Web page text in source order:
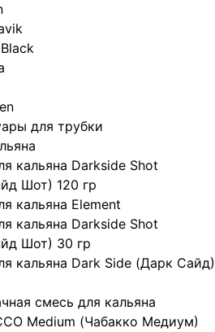
для трубки
кальяна Darkside Shot
Шот) 120 гр
кальяна Element
кальяна Darkside Shot
Шот) 30 гр
кальяна Dark Side (Дарк Сайд)
смесь для кальяна
Medium (Чабакко Медиум)